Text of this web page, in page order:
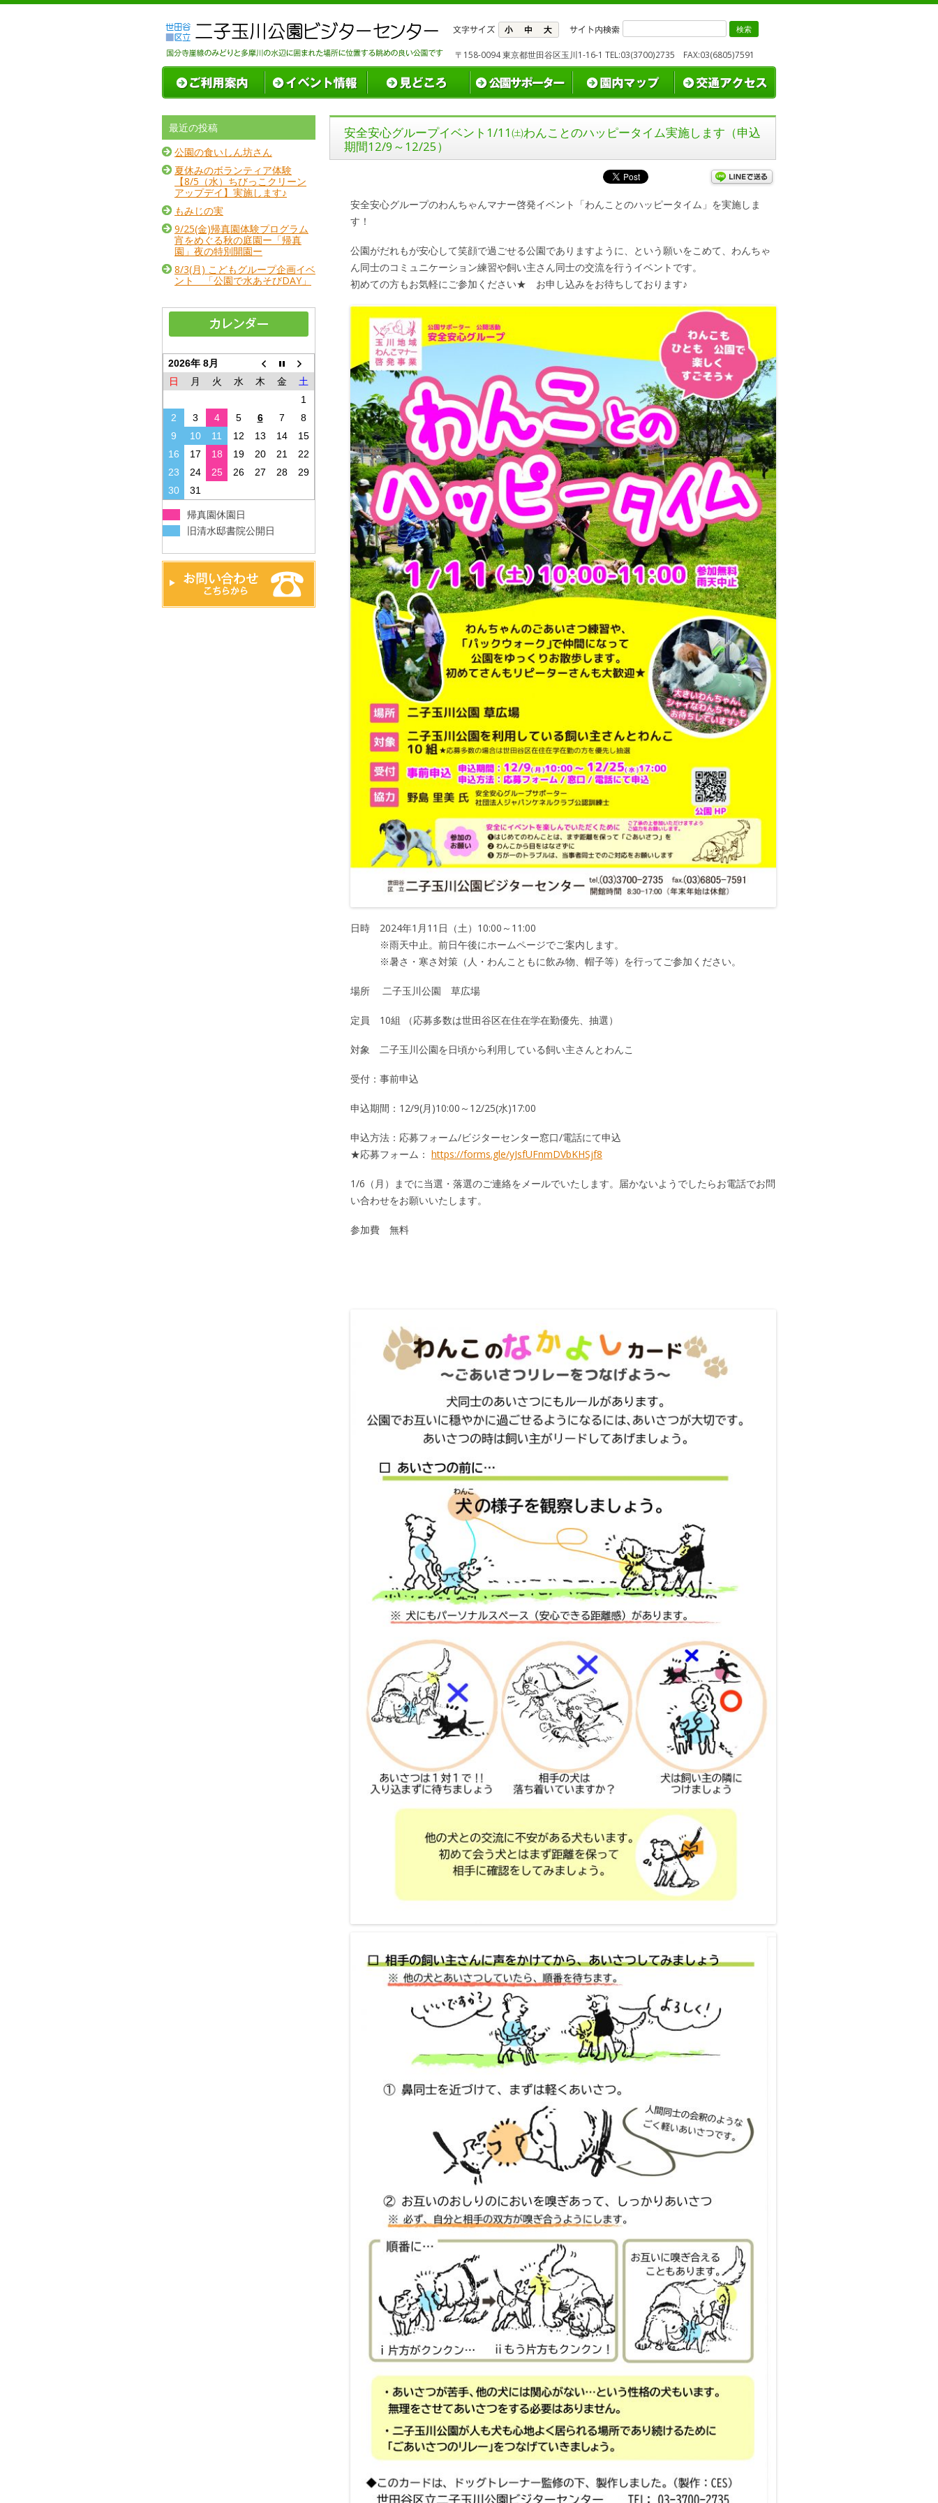
〒158-0094 東京都世田谷区玉川1-16-1 TEL:03(3700)2735 FAX:03(6805)7591
安全安心グループイベント1/11㈯わんことのハッピータイム実施します（申込
期間12/9～12/25）
安全安心グループのわんちゃんマナー啓発イベント「わんことのハッピータイム」を実施しま
す！
公園がだれもが安心して笑顔で過ごせる公園でありますように、という願いをこめて、わんちゃ
ん同士のコミュニケーション練習や飼い主さん同士の交流を行うイベントです。
初めての方もお気軽にご参加ください★ お申し込みをお待ちしております♪
日時 2024年1月11日（土）10:00～11:00
※雨天中止。前日午後にホームページでご案内します。
※暑さ・寒さ対策（人・わんこともに飲み物、帽子等）を行ってご参加ください。
場所 二子玉川公園 草広場
定員 10組 （応募多数は世田谷区在住在学在勤優先、抽選）
対象 二子玉川公園を日頃から利用している飼い主さんとわんこ
受付：事前申込
申込期間：12/9(月)10:00～12/25(水)17:00
申込方法：応募フォーム/ビジターセンター窓口/電話にて申込
★応募フォーム： https://forms.gle/yJsfUFnmDVbKHSjf8
1/6（月）までに当選・落選のご連絡をメールでいたします。届かないようでしたらお電話でお問
い合わせをお願いいたします。
参加費 無料
最近の投稿
公園の食いしん坊さん
夏休みのボランティア体験
【8/5（水）ちびっこクリーン
アップデイ】実施します♪
もみじの実
9/25(金)帰真園体験プログラム
宵をめぐる秋の庭園ー「帰真
園」夜の特別開園ー
8/3(月) こどもグループ企画イベ
ント 「公園で水あそびDAY」
2026年 8月
日
月 火 水 木 金
土
1
2
3 4 5 6 7
8
9
10 11 12 13 14
15
16
17 18 19 20 21
22
23
24 25 26 27 28
29
30
31
帰真園休園日
旧清水邸書院公開日
検
索: